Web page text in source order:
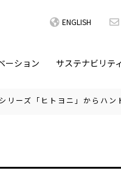
ENGLISH
ーション サステナビリティ
ーズ「ヒトヨニ」からハン